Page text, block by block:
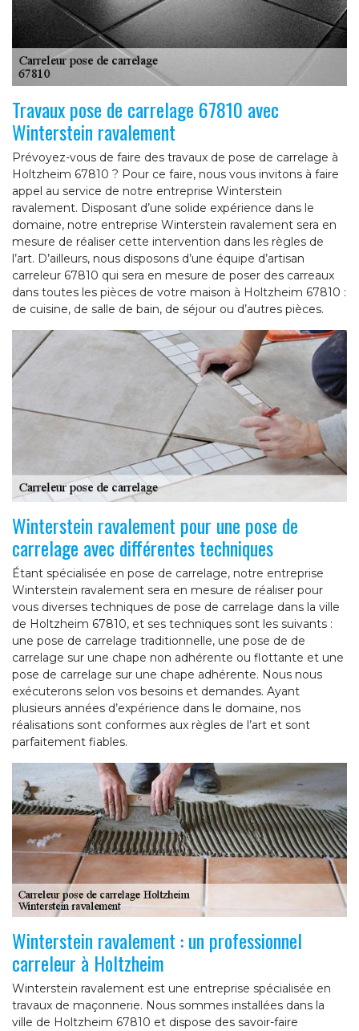
Travaux pose de carrelage 67810 avec
Winterstein ravalement
Prévoyez-vous de faire des travaux de pose de carrelage à
Holtzheim 67810 ? Pour ce faire, nous vous invitons à faire
appel au service de notre entreprise Winterstein
ravalement. Disposant d’une solide expérience dans le
domaine, notre entreprise Winterstein ravalement sera en
mesure de réaliser cette intervention dans les règles de
l’art. D’ailleurs, nous disposons d’une équipe d’artisan
carreleur 67810 qui sera en mesure de poser des carreaux
dans toutes les pièces de votre maison à Holtzheim 67810 :
de cuisine, de salle de bain, de séjour ou d’autres pièces.
Winterstein ravalement pour une pose de
carrelage avec différentes techniques
Étant spécialisée en pose de carrelage, notre entreprise
Winterstein ravalement sera en mesure de réaliser pour
vous diverses techniques de pose de carrelage dans la ville
de Holtzheim 67810, et ses techniques sont les suivants :
une pose de carrelage traditionnelle, une pose de de
carrelage sur une chape non adhérente ou flottante et une
pose de carrelage sur une chape adhérente. Nous nous
exécuterons selon vos besoins et demandes. Ayant
plusieurs années d’expérience dans le domaine, nos
réalisations sont conformes aux règles de l’art et sont
parfaitement fiables.
Winterstein ravalement : un professionnel
carreleur à Holtzheim
Winterstein ravalement est une entreprise spécialisée en
travaux de maçonnerie. Nous sommes installées dans la
ville de Holtzheim 67810 et dispose des savoir-faire